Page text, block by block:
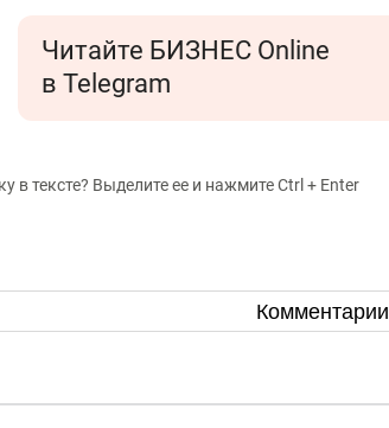
Читайте БИЗНЕС Online
в Telegram
в тексте? Выделите ее и нажмите Ctrl + Enter
Комментарии